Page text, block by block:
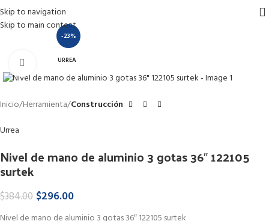
Skip to navigation
Skip to main content
-23%
URREA
Haga Click para agrandar
Inicio Herramienta Construcción
Urrea
Nivel de mano de aluminio 3 gotas 36″ 122105
surtek
$384.00 $296.00
Nivel de mano de aluminio 3 gotas 36″ 122105 surtek